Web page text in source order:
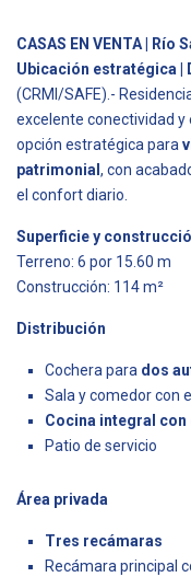
CASAS EN VENTA | Río
Ubicación estratégica |
(CRMI/SAFE).-
excelente conectividad y
opción estratégica para
patrimonial , con
el confort diario.
Superficie y
Terreno: 6 por 15.60 m
Construcción: 114 m²
Distribución
Cochera para dos
Sala y comedor con
Cocina integral
Patio de servicio
Área privada
Tres recámaras
Recámara principal